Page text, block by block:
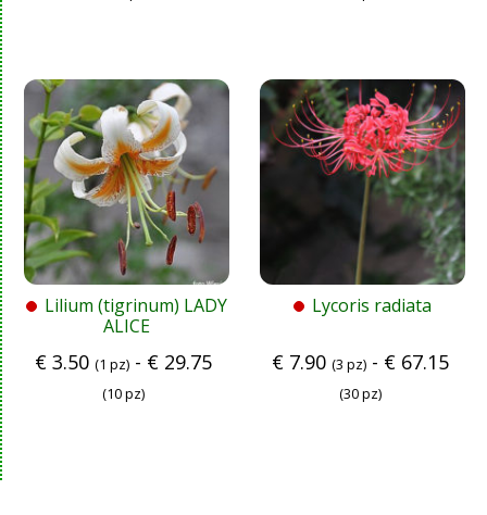
Lilium (tigrinum) LADY
ALICE
€ 3.50 (1 pz) - € 29.75
(10 pz)
Lycoris radiata
€7.90 (3 pz)- €67.15
(30 pz)